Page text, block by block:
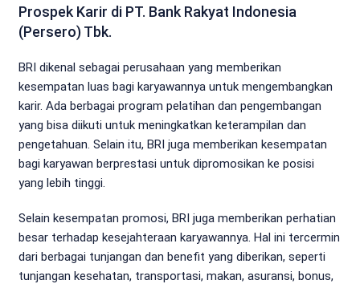
Prospek Karir di PT. Bank Rakyat Indonesia
(Persero) Tbk.
BRI dikenal sebagai perusahaan yang memberikan
kesempatan luas bagi karyawannya untuk mengembangkan
karir. Ada berbagai program pelatihan dan pengembangan
yang bisa diikuti untuk meningkatkan keterampilan dan
pengetahuan. Selain itu, BRI juga memberikan kesempatan
bagi karyawan berprestasi untuk dipromosikan ke posisi
yang lebih tinggi.
Selain kesempatan promosi, BRI juga memberikan perhatian
besar terhadap kesejahteraan karyawannya. Hal ini tercermin
dari berbagai tunjangan dan benefit yang diberikan, seperti
tunjangan kesehatan, transportasi, makan, asuransi, bonus,